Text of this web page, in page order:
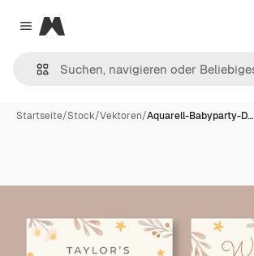
Close menu
Magnific
Startseite/Stock/Vektoren/Aquarell-Babyparty-D…